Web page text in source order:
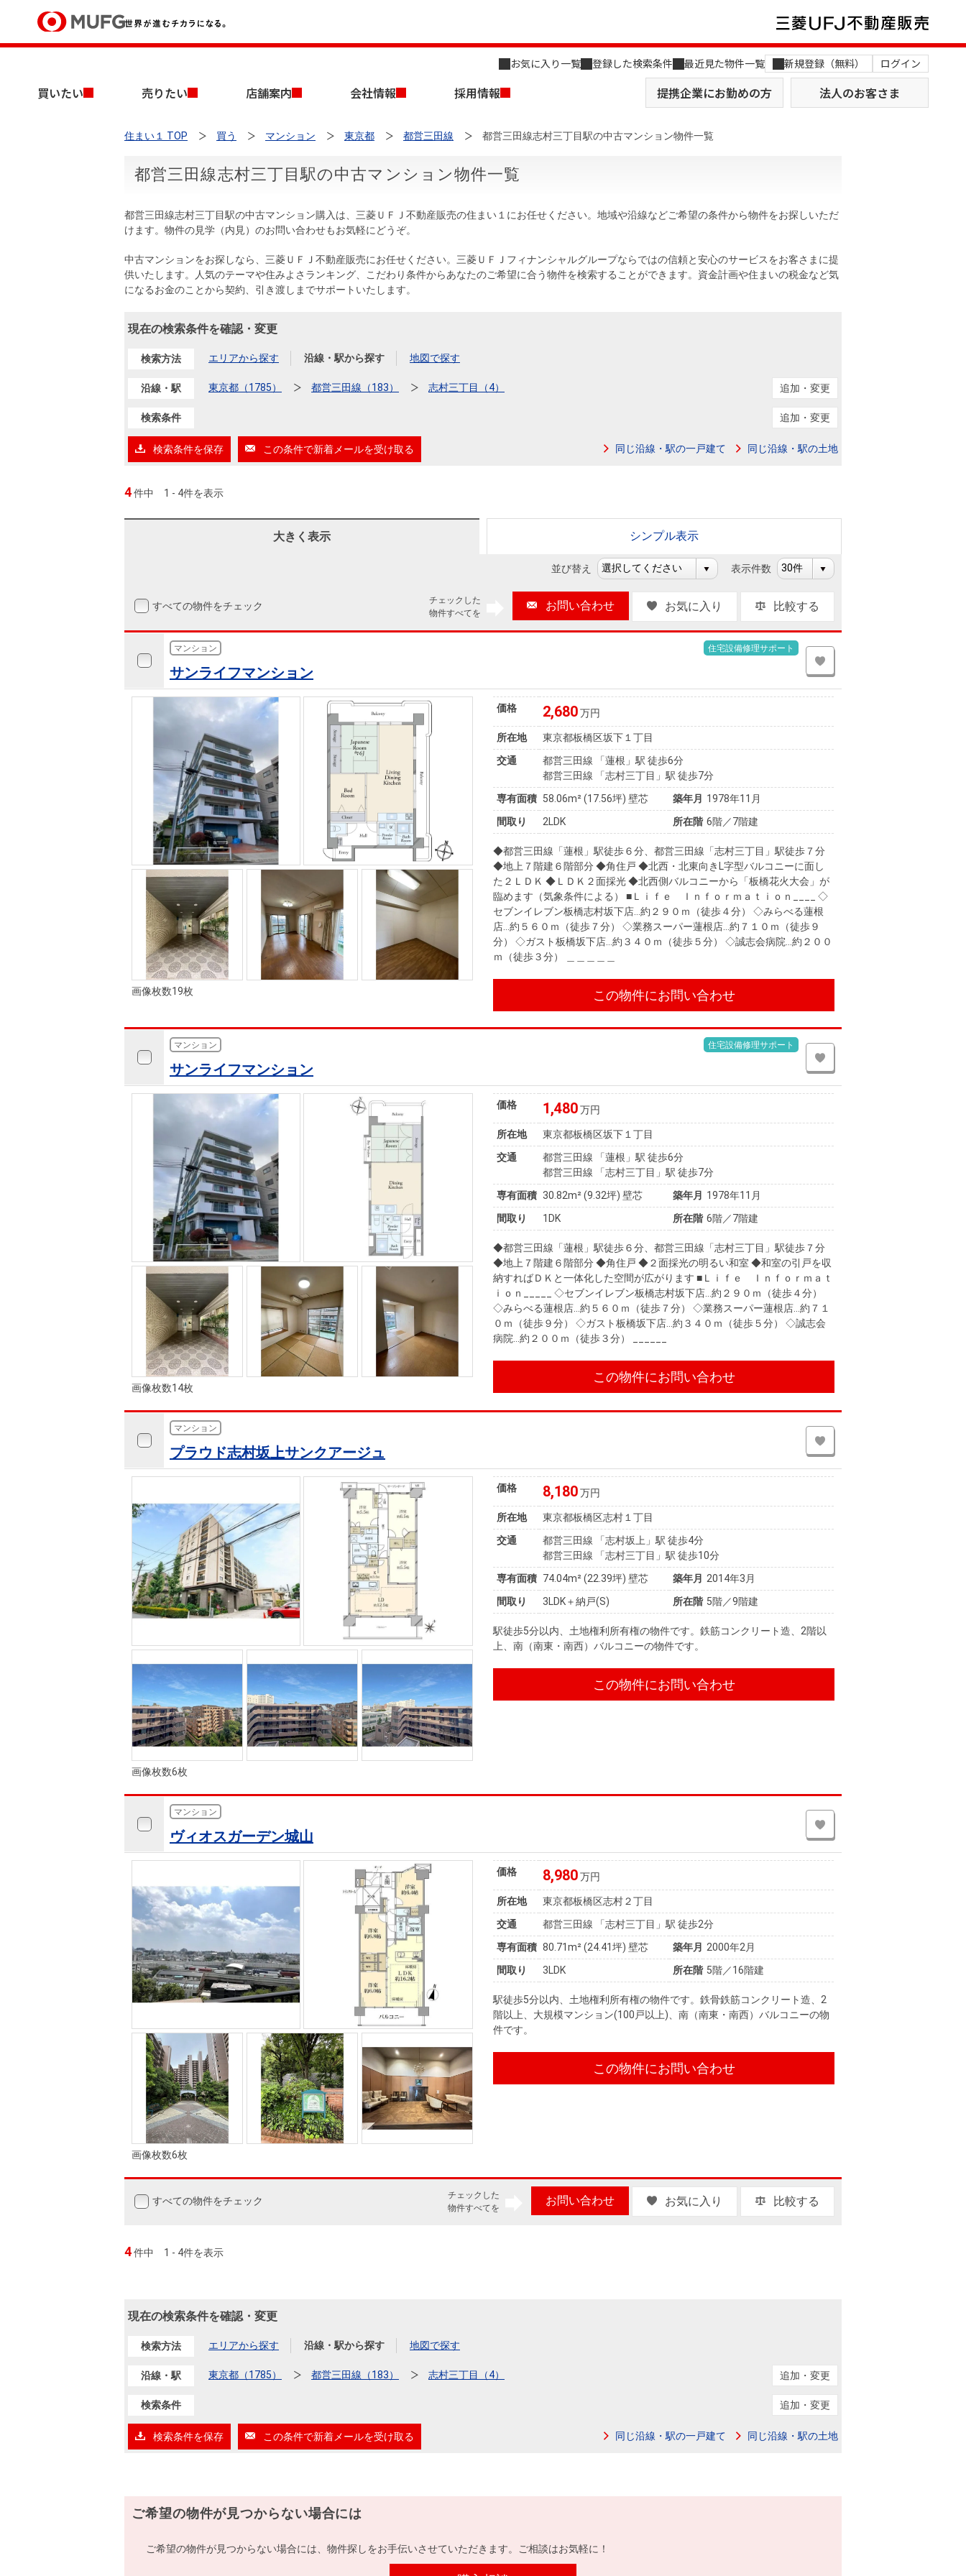
お気に入り一覧 登録した検索条件 最近見た物件一覧 新規登録（無料） ログイン
買いたい 売りたい 店舗案内 会社情報 採用情報 提携企業にお勤めの方 法人のお客さま
買いたいTOP
中古マンションを探す 新築・中古一戸建てを探す 土地を探す
購入向けサービス 住宅ローンシミュレーション 住まい1プラス（お役立ちコラム）
住まいと暮らしの税金の本（電子ブック）
売りたいTOP
無料査定 売却相談 AI不動産査定
売却向けサービス 周辺相場検索 住まい1プラス（お役立ちコラム）
住まいと暮らしの税金の本（電子ブック）
店舗案内TOP
店舗のご案内（首都圏） 店舗のご案内（名古屋）
会社情報TOP
会社概要
組織図 役員一覧
会社案内（電子ブック版）
採用情報TOP
キャリア採用情報
売りたい
住まい１ TOP 買う マンション 東京都 都営三田線 都営三田線志村三丁目駅の中古マンション物件一覧
都営三田線志村三丁目駅の中古マンション物件一覧
都営三田線志村三丁目駅の中古マンション購入は、三菱ＵＦＪ不動産販売の住まい１にお任せください。地域や沿線などご希望の条件から物件をお探しいただ
けます。物件の見学（内見）のお問い合わせもお気軽にどうぞ。
中古マンションをお探しなら、三菱ＵＦＪ不動産販売にお任せください。三菱ＵＦＪフィナンシャルグループならではの信頼と安心のサービスをお客さまに提
供いたします。人気のテーマや住みよさランキング、こだわり条件からあなたのご希望に合う物件を検索することができます。資金計画や住まいの税金など気
になるお金のことから契約、引き渡しまでサポートいたします。
現在の検索条件を確認・変更
検索方法 エリアから探す 沿線・駅から探す 地図で探す
沿線・駅 東京都（1785） 都営三田線（183） 志村三丁目（4） 追加・変更
検索条件 追加・変更
検索条件を保存 この条件で新着メールを受け取る 同じ沿線・駅の一戸建て 同じ沿線・駅の土地
4件中 1 - 4件を表示
大きく表示 シンプル表示
並び替え 表示件数
すべての物件をチェック
チェックした
物件すべてを
お問い合わせ お気に入り 比較する
マンション 住宅設備修理サポート
サンライフマンション
画像枚数19枚
価格 2,680万円
所在地
東京都板橋区坂下１丁目
交通
都営三田線 「蓮根」駅 徒歩6分
都営三田線 「志村三丁目」駅 徒歩7分
専有面積 58.06m²(17.56坪) 壁芯 築年月
1978年11月
間取り
2LDK 所在階 6階／7階建
◆都営三田線「蓮根」駅徒歩６分、都営三田線「志村三丁目」駅徒歩７分
◆地上７階建６階部分 ◆角住戸 ◆北西・北東向きL字型バルコニーに面し
た２ＬＤＫ ◆ＬＤＫ２面採光 ◆北西側バルコニーから「板橋花火大会」が
臨めます（気象条件による） ■Ｌｉｆｅ Ｉｎｆｏｒｍａｔｉｏｎ____ ◇
セブンイレブン板橋志村坂下店…約２９０ｍ（徒歩４分） ◇みらべる蓮根
店…約５６０ｍ（徒歩７分） ◇業務スーパー蓮根店…約７１０ｍ（徒歩９
分） ◇ガスト板橋坂下店…約３４０ｍ（徒歩５分） ◇誠志会病院…約２００
ｍ（徒歩３分） ＿＿＿＿＿
この物件にお問い合わせ
マンション 住宅設備修理サポート
サンライフマンション
画像枚数14枚
価格 1,480万円
所在地
東京都板橋区坂下１丁目
交通
都営三田線 「蓮根」駅 徒歩6分
都営三田線 「志村三丁目」駅 徒歩7分
専有面積 30.82m²(9.32坪) 壁芯 築年月
1978年11月
間取り
1DK 所在階 6階／7階建
◆都営三田線「蓮根」駅徒歩６分、都営三田線「志村三丁目」駅徒歩７分
◆地上７階建６階部分 ◆角住戸 ◆２面採光の明るい和室 ◆和室の引戸を収
納すればＤＫと一体化した空間が広がります ■Ｌｉｆｅ Ｉｎｆｏｒｍａｔ
ｉｏｎ_____ ◇セブンイレブン板橋志村坂下店…約２９０ｍ（徒歩４分）
◇みらべる蓮根店…約５６０ｍ（徒歩７分） ◇業務スーパー蓮根店…約７１
０ｍ（徒歩９分） ◇ガスト板橋坂下店…約３４０ｍ（徒歩５分） ◇誠志会
病院…約２００ｍ（徒歩３分） ______
この物件にお問い合わせ
マンション
プラウド志村坂上サンクアージュ
画像枚数6枚
価格 8,180万円
所在地
東京都板橋区志村１丁目
交通
都営三田線 「志村坂上」駅 徒歩4分
都営三田線 「志村三丁目」駅 徒歩10分
専有面積 74.04m²(22.39坪) 壁芯 築年月 2014年3月
間取り
3LDK＋納戸(S) 所在階 5階／9階建
駅徒歩5分以内、土地権利所有権の物件です。鉄筋コンクリート造、2階以
上、南（南東・南西）バルコニーの物件です。
この物件にお問い合わせ
マンション
ヴィオスガーデン城山
画像枚数6枚
価格 8,980万円
所在地
東京都板橋区志村２丁目
交通
都営三田線 「志村三丁目」駅 徒歩2分
専有面積 80.71m²(24.41坪) 壁芯 築年月
2000年2月
間取り
3LDK 所在階 5階／16階建
駅徒歩5分以内、土地権利所有権の物件です。鉄骨鉄筋コンクリート造、2
階以上、大規模マンション(100戸以上)、南（南東・南西）バルコニーの物
件です。
この物件にお問い合わせ
すべての物件をチェック
チェックした
物件すべてを
お問い合わせ お気に入り 比較する
4件中 1 - 4件を表示
現在の検索条件を確認・変更
検索方法 エリアから探す 沿線・駅から探す 地図で探す
沿線・駅 東京都（1785） 都営三田線（183） 志村三丁目（4） 追加・変更
検索条件 追加・変更
検索条件を保存 この条件で新着メールを受け取る 同じ沿線・駅の一戸建て 同じ沿線・駅の土地
ご希望の物件が見つからない場合には
ご希望の物件が見つからない場合には、物件探しをお手伝いさせていただきます。ご相談はお気軽に！